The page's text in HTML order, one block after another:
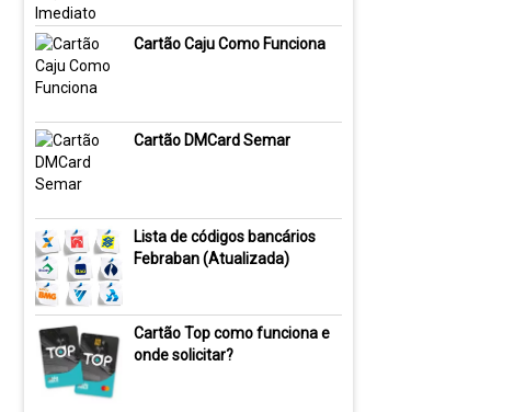
Cartão Caju Como Funciona
Cartão DMCard Semar
Lista de códigos bancários
Febraban (Atualizada)
Cartão Top como funciona e
onde solicitar?